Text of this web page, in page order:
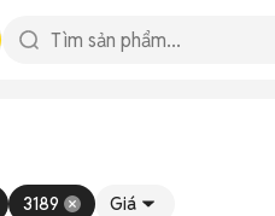
3189 Giá